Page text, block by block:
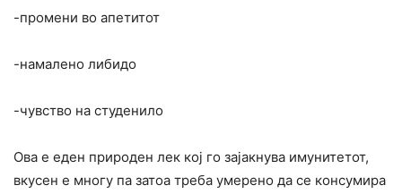
-промени во апетитот
-намалено либидо
-чувство на студенило
Ова е еден природен лек кој го зајакнува имунитетот,
вкусен е многу па затоа треба умерено да се консумира